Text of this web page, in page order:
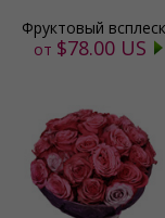
Фруктовый всплеск
от $78.00 US